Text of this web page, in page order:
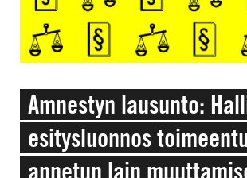
Amnestyn lausunto:
esitysluonnos
annetun lain